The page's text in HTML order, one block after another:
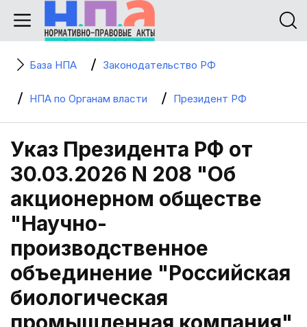
База НПА Законодательство РФ
НПА по Органам власти Президент РФ
Указ Президента РФ от
30.03.2026 N 208 "Об
акционерном обществе
"Научно-
производственное
объединение "Российская
биологическая